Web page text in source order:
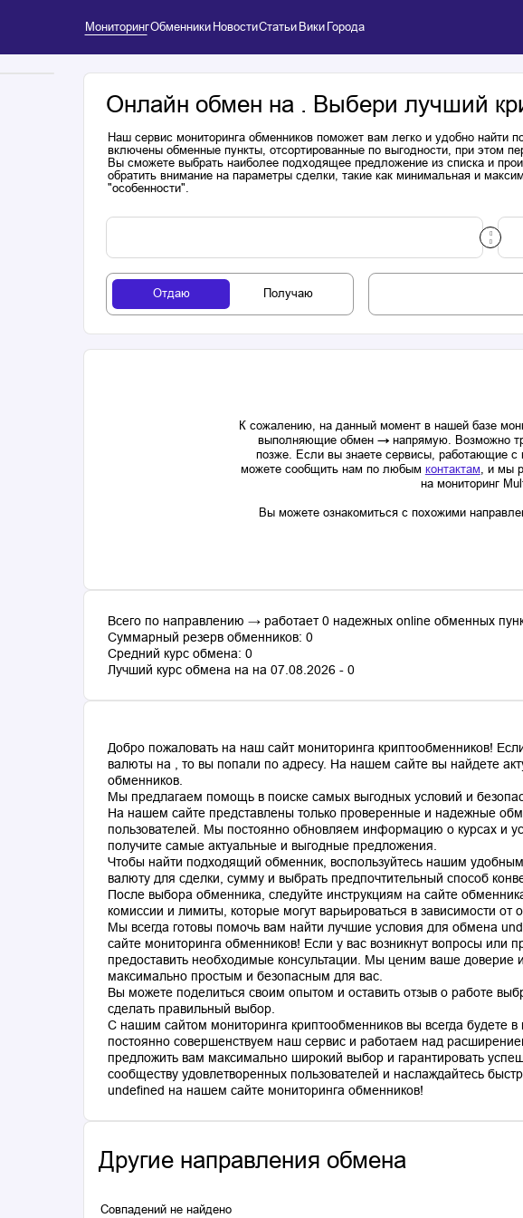
МониторингОбменники НовостиСтатьи Вики Города
Онлайн обмен на . Выбери лучший
Наш сервис мониторинга обменников поможет вам легко и удобно найти
включены обменные пункты, отсортированные по выгодности, при этом
Вы сможете выбрать наиболее подходящее предложение из списка и
обратить внимание на параметры сделки, такие как минимальная и
"особенности".
Отдаю Получаю
К сожалению, на данный момент в нашей базе
выполняющие обмен → напрямую. Возможно
позже. Если вы знаете сервисы, работающие с
можете сообщить нам по любым контактам, и мы
на мониторинг
Вы можете ознакомиться с похожими
Всего по направлению → работает 0 надежных online обменных
Суммарный резерв обменников: 0
Средний курс обмена: 0
Лучший курс обмена на на 07.08.2026 - 0
Добро пожаловать на наш сайт мониторинга криптообменников!
валюты на , то вы попали по адресу. На нашем сайте вы найдете
обменников.
Мы предлагаем помощь в поиске самых выгодных условий и
На нашем сайте представлены только проверенные и надежные
пользователей. Мы постоянно обновляем информацию о курсах и
получите самые актуальные и выгодные предложения.
Чтобы найти подходящий обменник, воспользуйтесь нашим
валюту для сделки, сумму и выбрать предпочтительный способ
После выбора обменника, следуйте инструкциям на сайте
комиссии и лимиты, которые могут варьироваться в зависимости от
Мы всегда готовы помочь вам найти лучшие условия для обмена
сайте мониторинга обменников! Если у вас возникнут вопросы или
предоставить необходимые консультации. Мы ценим ваше доверие
максимально простым и безопасным для вас.
Вы можете поделиться своим опытом и оставить отзыв о работе
сделать правильный выбор.
С нашим сайтом мониторинга криптообменников вы всегда будете
постоянно совершенствуем наш сервис и работаем над
предложить вам максимально широкий выбор и гарантировать
сообществу удовлетворенных пользователей и наслаждайтесь
Другие направления обмена
Совпадений не найдено